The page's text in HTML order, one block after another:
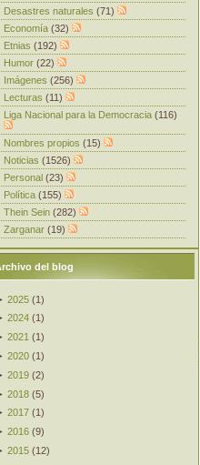
Desastres naturales (71)
Economía (32)
Etnias (192)
Humor (22)
Imágenes (256)
Lecturas (11)
Liga Nacional para la Democracia (116)
Nombres propios (15)
Noticias (1526)
Personal (23)
Política (155)
Thein Sein (282)
Zarganar (19)
del blog
2025 (1)
2024 (1 )
2021 (1)
2020 (1)
2019 (2)
2018 (5)
2017 (1 )
2016 (9)
2015 (12)